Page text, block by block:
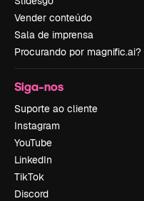
Vender conteúdo
Sala de imprensa
Procurando por magnific.ai?
Siga-nos
Suporte ao cliente
Instagram
YouTube
LinkedIn
TikTok
Discord